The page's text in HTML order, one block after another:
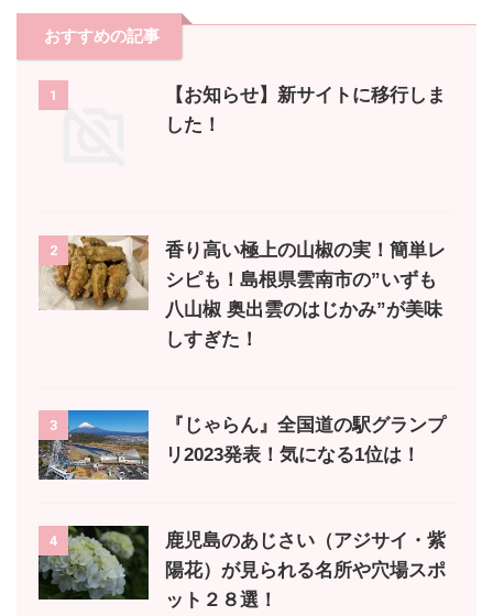
おすすめの記事
1
【お知らせ】新サイトに移行しま
した！
2
香り高い極上の山椒の実！簡単レ
シピも！島根県雲南市の”いずも
八山椒 奥出雲のはじかみ”が美味
しすぎた！
3
『じゃらん』全国道の駅グランプ
リ2023発表！気になる1位は！
4
鹿児島のあじさい（アジサイ・紫
陽花）が見られる名所や穴場スポ
ット２８選！